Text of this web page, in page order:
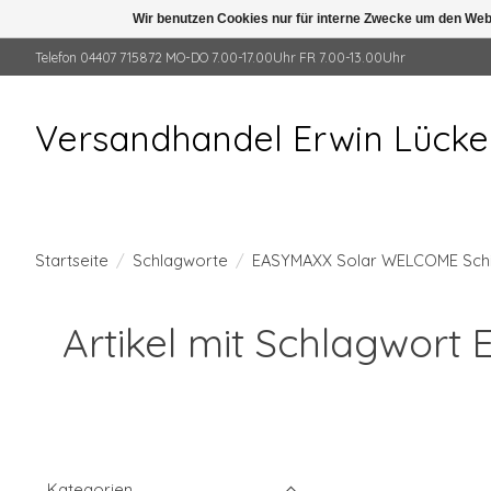
Telefon 04407 715872 MO-DO 7.00-17.00Uhr FR 7.00-13.00Uhr
Versandhandel Erwin
Startseite / Schlagworte / EASYMAXX Solar WELCOME
Artikel mit Schlagwort
Wir benutzen Cookies nur für interne Zwecke um den